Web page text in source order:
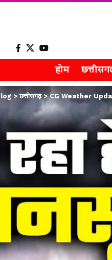
होम
> छत्तीसगढ़>CG Weather Update :